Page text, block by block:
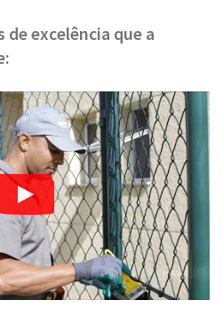
de excelência que a